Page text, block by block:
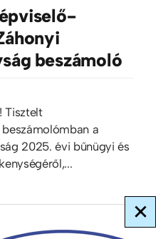
beszámoló
Tisztelt
a
2025. évi bűnügyi és
×